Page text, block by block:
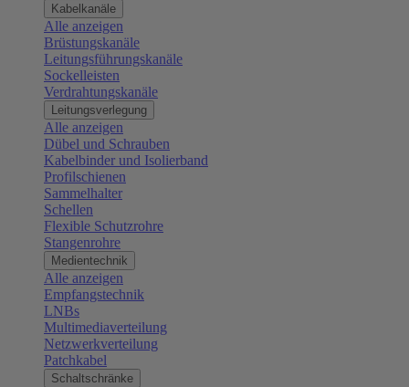
Kabelkanäle
Alle anzeigen
Brüstungskanäle
Leitungsführungskanäle
Sockelleisten
Verdrahtungskanäle
Leitungsverlegung
Alle anzeigen
Dübel und Schrauben
Kabelbinder und Isolierband
Profilschienen
Sammelhalter
Schellen
Flexible Schutzrohre
Stangenrohre
Medientechnik
Alle anzeigen
Empfangstechnik
LNBs
Multimediaverteilung
Netzwerkverteilung
Patchkabel
Schaltschränke